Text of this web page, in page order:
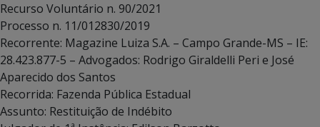
Recurso Voluntário n. 90/2021
Processo n. 11/012830/2019
Recorrente: Magazine Luiza S.A. – Campo Grande-MS – IE:
28.423.877-5 – Advogados: Rodrigo Giraldelli Peri e José
Aparecido dos Santos
Recorrida: Fazenda Pública Estadual
Assunto: Restituição de Indébito